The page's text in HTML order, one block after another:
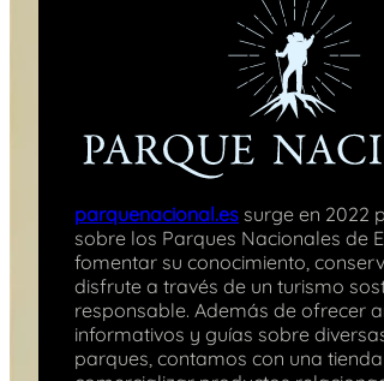
parquenacional.es surge en 2022
sobre los Parques Nacionales de
fomentar su conocimiento,
disfrute a través de un turismo
responsable. Además de ofrecer
informativos y guías sobre
parques, contamos con una